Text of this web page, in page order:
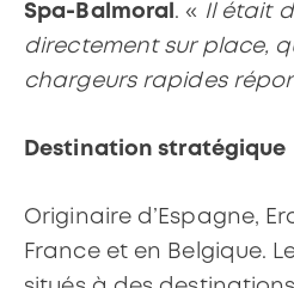
Spa-Balmoral . « Il était
directement sur place,
chargeurs rapides
Destination stratégique
Originaire d’Espagne,
France et en Belgique.